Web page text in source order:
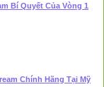
Bí Quyết Của Vòng 1
Chính Hãng Tại Mỹ